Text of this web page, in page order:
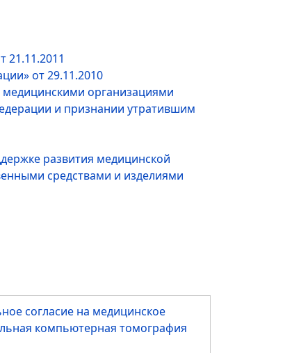
от 29.11.2010
организациями
и признании утратившим
развития медицинской
средствами и изделиями
согласие на медицинское
компьютерная томография